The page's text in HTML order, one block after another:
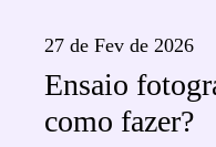
27 de Fev de 2026
Ensaio
como fazer?